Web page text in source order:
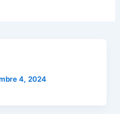
4, 2024